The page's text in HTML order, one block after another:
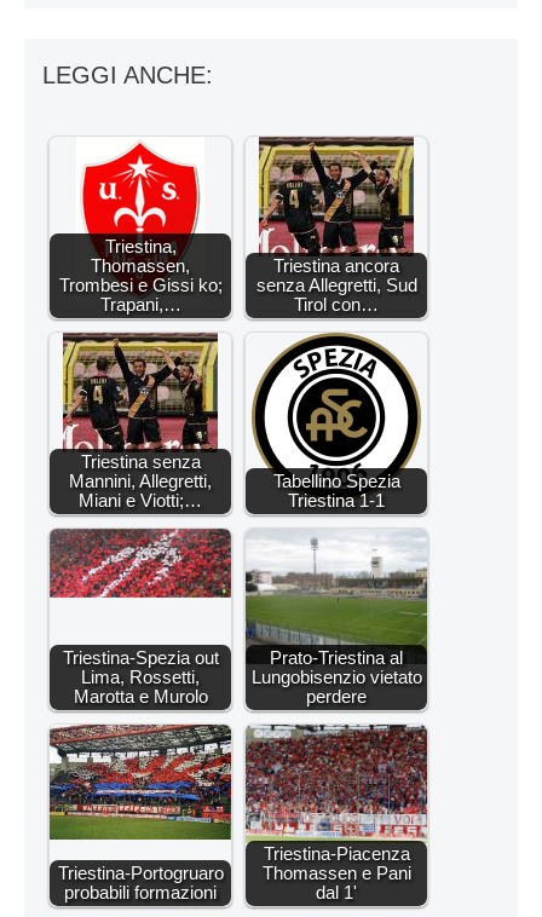
LEGGI ANCHE:
Triestina,
Thomassen,
Trombesi e Gissi ko;
Trapani,…
Triestina ancora
senza Allegretti, Sud
Tirol con…
Triestina senza
Mannini, Allegretti,
Miani e Viotti;…
Tabellino Spezia
Triestina 1-1
Triestina-Spezia out
Lima, Rossetti,
Marotta e Murolo
Prato-Triestina al
Lungobisenzio vietato
perdere
Triestina-Portogruaro
probabili formazioni
Triestina-Piacenza
Thomassen e Pani
dal 1'